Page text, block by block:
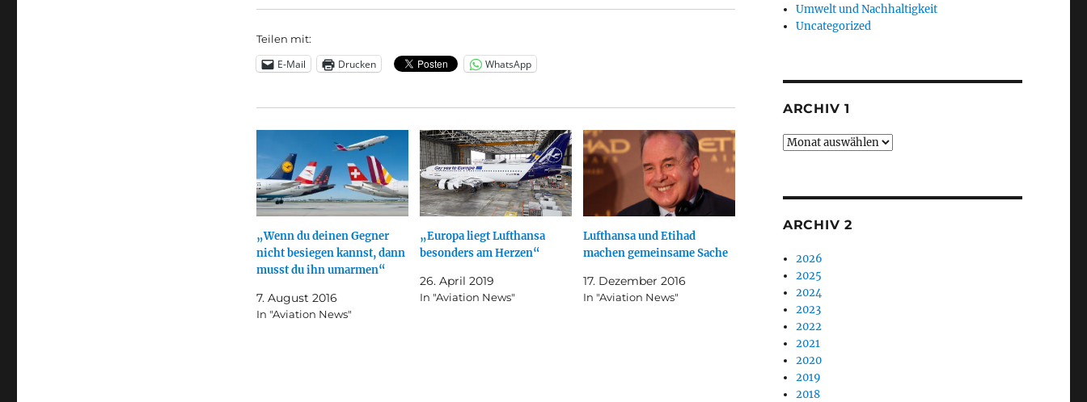
Teilen mit:
E-Mail Drucken WhatsApp
„Wenn du deinen Gegner
nicht besiegen kannst, dann
musst du ihn umarmen“
7. August 2016
In "Aviation News"
„Europa liegt Lufthansa
besonders am Herzen“
26. April 2019
In "Aviation News"
Lufthansa und Etihad
machen gemeinsame Sache
17. Dezember 2016
In "Aviation News"
Umwelt und Nachhaltigkeit
Uncategorized
ARCHIV 1
Archiv
ARCHIV 2
2026
2025
2024
2023
2022
2021
2020
2019
2018